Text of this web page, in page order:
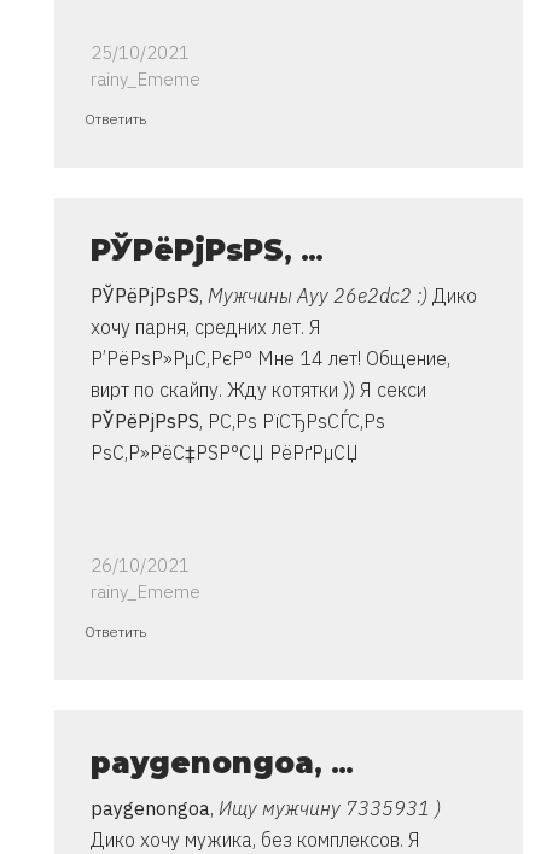
25/10/2021
rainy_Ememe
Ответ
очень
Владимир
Ответить
РЎРёРјРѕРЅ, …
РЎРёРјРѕРЅ, Мужчины Ауу 26e2dc2 :) Дико
хочу парня, средних лет. Я
Р’РёРѕР»РµС‚РєР° Мне 14 лет! Общение,
вирт по скайпу. Жду котятки )) Я секси
РЎРёРјРѕРЅ, Р­С‚Рѕ РїСЂРѕСЃС‚Рѕ
РѕС‚Р»РёС‡РЅР°СЏ РёРґРµСЏ
26/10/2021
rainy_Ememe
Ответ
очень
от
Владимир
Ответить
paygenongoa, …
paygenongoa, Ищу мужчину 7335931 )
Дико хочу мужика, без комплексов. Я